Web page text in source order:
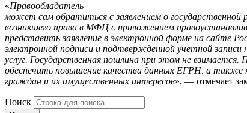
«Правообладатель
может сам обратиться с заявлением о государственной
возникшего права в МФЦ с приложением
представить заявление в электронной форме на сайте
электронной подписи и подтвержденной учетной записи
услуг. Государственная пошлина при этом не взимается.
обеспечить повышение качества данных ЕГРН, а также
граждан и их имущественных интересов», — отмечает
Поиск